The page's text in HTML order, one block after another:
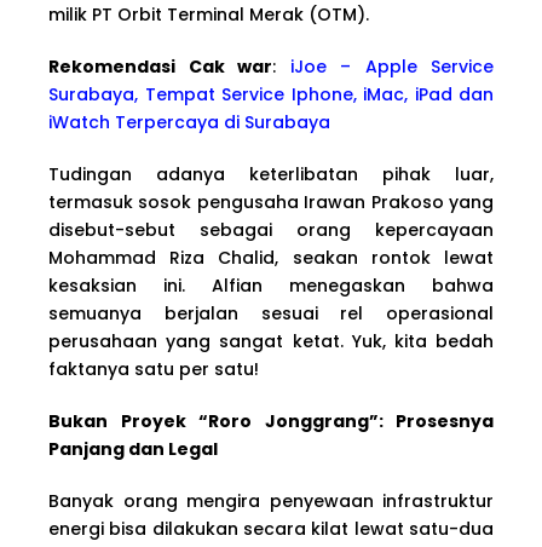
milik PT Orbit Terminal Merak (OTM).
Rekomendasi Cak war: iJoe – Apple Service
Surabaya, Tempat Service Iphone, iMac, iPad dan
iWatch Terpercaya di Surabaya
Tudingan adanya keterlibatan pihak luar,
termasuk sosok pengusaha Irawan Prakoso yang
disebut-sebut sebagai orang kepercayaan
Mohammad Riza Chalid, seakan rontok lewat
kesaksian ini. Alfian menegaskan bahwa
semuanya berjalan sesuai rel operasional
perusahaan yang sangat ketat. Yuk, kita bedah
faktanya satu per satu!
Bukan Proyek “Roro Jonggrang”: Prosesnya
Panjang dan Legal
Banyak orang mengira penyewaan infrastruktur
energi bisa dilakukan secara kilat lewat satu-dua